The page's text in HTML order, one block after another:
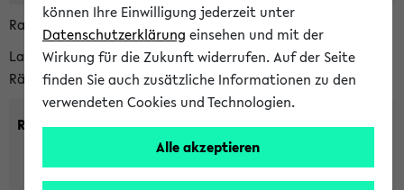
Raumanfragen:
raumvergabe@uni-bielefeld.de
Lassen Sie sich alle Räume anzeigen oder suchen Sie nach
Räumen mit bestimmten Eigenschaften:
Raumkriterien:
können Ihre Einwilligung jederzeit unter
Datenschutzerklärung einsehen und mit der
Wirkung für die Zukunft widerrufen. Auf der Seite
finden Sie auch zusätzliche Informationen zu den
verwendeten Cookies und Technologien.
Alle akzeptieren